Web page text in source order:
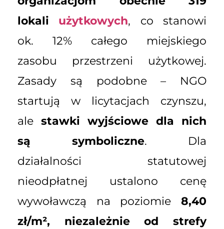
lokali użytkowych, co stanowi
ok. 12% całego miejskiego
zasobu przestrzeni użytkowej.
Zasady są podobne – NGO
startują w licytacjach czynszu,
ale stawki wyjściowe dla nich
są symboliczne. Dla
działalności statutowej
nieodpłatnej ustalono cenę
wywoławczą na poziomie 8,40
zł/m², niezależnie od strefy